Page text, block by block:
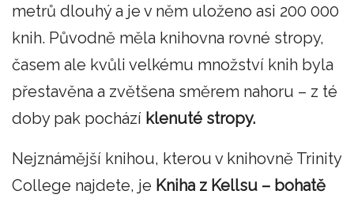
metrů dlouhý a je v něm uloženo asi 200 000
knih. Původně měla knihovna rovné stropy,
časem ale kvůli velkému množství knih byla
přestavěna a zvětšena směrem nahoru – z té
doby pak pochází klenuté stropy.
Nejznámější knihou, kterou v knihovně Trinity
College najdete, je Kniha z Kellsu – bohatě